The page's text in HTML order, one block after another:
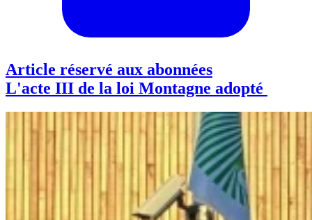
Article réservé aux abonnées
L'acte III de la loi Montagne adopté